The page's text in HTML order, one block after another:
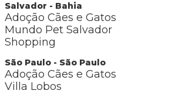
Salvador - Bahia
Adoção Cães e Gatos
Mundo Pet Salvador
Shopping
São Paulo - São Paulo
Adoção Cães e Gatos
Villa Lobos